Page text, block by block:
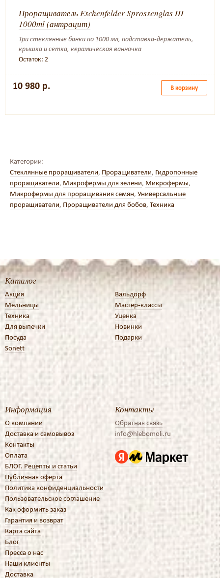
Проращиватель Eschenfelder Sprossenglas III
1000ml (антрацит)
Три стеклянные банки по 1000 мл, подставка-держатель,
крышка и сетка, керамическая ванночка
Остаток: 2
10 980 р. В корзину
Категории:
Стеклянные проращиватели, Проращиватели, Гидропонные
проращиватели, Микрофермы для зелени, Микрофермы,
Микрофермы для проращивания семян, Универсальные
проращиватели, Проращиватели для бобов, Техника
Каталог
Акция
Мельницы
Техника
Для выпечки
Посуда
Sonett
Вальдорф
Мастер-классы
Уценка
Новинки
Подарки
Информация
О компании
Доставка и самовывоз
Контакты
Оплата
БЛОГ. Рецепты и статьи
Публичная оферта
Политика конфиденциальности
Пользовательское соглашение
Как оформить заказ
Гарантия и возврат
Карта сайта
Блог
Пресса о нас
Наши клиенты
Доставка
Контакты
Обратная связь
info@hlebomoli.ru